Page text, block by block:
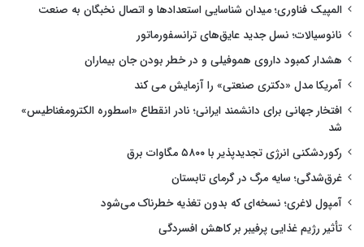
المپیک فناوری؛ میدان شناسایی استعدادها و اتصال نخبگان به صنعت
نانوسیالات؛ نسل جدید عایق‌های ترانسفورماتور
هشدار کمبود داروی هموفیلی و در خطر بودن جان بیماران
آمریکا مدل «دکتری صنعتی» را آزمایش می کند
افتخار جهانی برای دانشمند ایرانی؛ نادر انقطاع «اسطوره الکترومغناطیس»
شد
رکوردشکنی انرژی تجدیدپذیر با ۵۸۰۰ مگاوات برق
غرق‌شدگی؛ سایه مرگ در گرمای تابستان
آمپول لاغری؛ نسخه‌ای که بدون تغذیه خطرناک می‌شود
تأثیر رژیم غذایی پرفیبر بر کاهش افسردگی